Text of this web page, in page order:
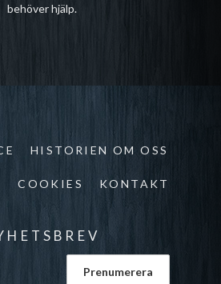
behöver hjälp.
HISTORIEN OM OSS
COOKIES KONTAKT